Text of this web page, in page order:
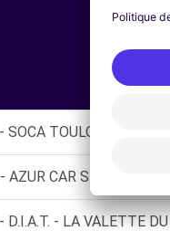
TOULON - LA
CAR SERVICES -
- LA VALETTE DU